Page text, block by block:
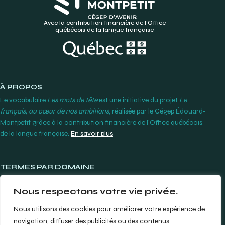
Nous respectons votre vie privée.
Nous utilisons des cookies pour améliorer votre expérience de
navigation, diffuser des publicités ou des contenus
Avec la contribution financière de l’Office
québécois de la langue française
À PROPOS
Le vocabulaire Les mots de têteest une initiative du projet Le
français, au cœur de nos ambitions, réalisée par le Cégep Édouard-
Montpetit grâce à la contribution financière de l’Office québécois
de la langue française. En savoir plus
TERMES PAR DOMAINE
Orthodontie
Prothèses dentaires